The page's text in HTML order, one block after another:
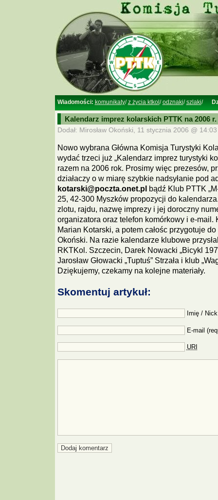
Wiadomości: komunikaty/z życia ktkol /odznaki/szlaki/
Kalendarz imprez kolarskich PTTK na 2006 r.
Dodał: Mirosław Okoński, 11 stycznia 2006 @
Nowo wybrana Główna Komisja Turystyki
wydać trzeci już „Kalendarz imprez turystyki
razem na 2006 rok. Prosimy więc prezesów,
działaczy o w miarę szybkie nadsyłanie pod
kotarski@poczta.onet.pl
bądź Klub PTTK
25, 42-300 Myszków propozycji do
zlotu, rajdu, nazwę imprezy i jej doroczny
organizatora oraz telefon komórkowy i e-mail.
Marian Kotarski, a potem całośc przygotuje do
Okoński. Na razie kalendarze klubowe
RKTKol. Szczecin, Darek Nowacki „Bicykl
Jarosław Głowacki „Tuptuś” Strzała i klub
Dziękujemy, czekamy na kolejne materiały.
Skomentuj artykuł:
Imię /
E-mail
URI